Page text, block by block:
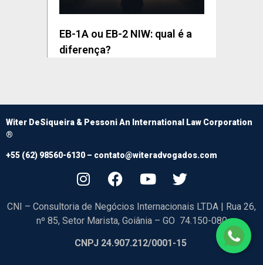
EB-1A ou EB-2 NIW: qual é a
diferença?
Witer DeSiqueira & Pessoni An International Law Corporation
®
+55 (62) 98560-6130 – contato@witeradvogados.com
CNI – Consultoria de Negócios Internacionais LTDA | Rua 26,
nº 85, Setor Marista, Goiânia – GO 74.150-080
CNPJ 24.907.212/0001-15